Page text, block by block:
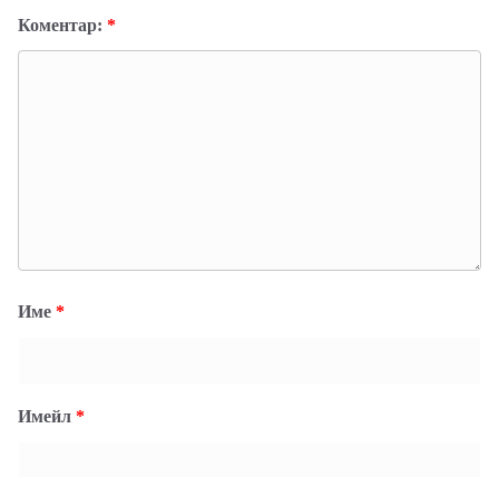
Коментар: *
Име *
Имейл *